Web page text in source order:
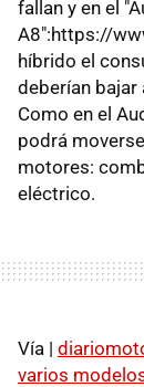
fallan y en el
A8":https://
híbrido el
deberían bajar
Como en el
podrá
motores:
eléctrico.
Vía |
varios